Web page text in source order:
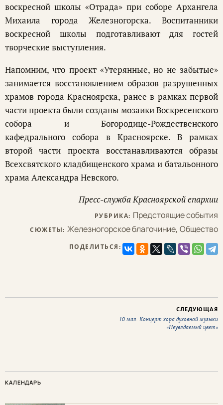
воскресной школы «Отрада» при соборе Архангела
Михаила города Железногорска. Воспитанники
воскресной школы подготавливают для гостей
творческие выступления.
Напомним, что проект «Утерянные, но не забытые»
занимается восстановлением образов разрушенных
храмов города Красноярска, ранее в рамках первой
части проекта были созданы мозаики Воскресенского
собора и Богородице-Рождественского
кафедрального собора в Красноярске. В рамках
второй части проекта восстанавливаются образы
Всехсвятского кладбищенского храма и батальонного
храма Александра Невского.
Пресс-служба Красноярской епархии
РУБРИКА: Предстоящие события
СЮЖЕТЫ: Железногорское благочиние, Общество
ПОДЕЛИТЬСЯ:
СЛЕДУЮЩАЯ
10 мая. Концерт хора духовной музыки
«Неувядаемый цвет»
КАЛЕНДАРЬ